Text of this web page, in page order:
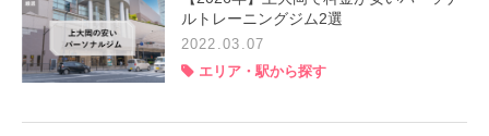
ルトレーニングジム2選
2022.03.07
エリア・駅から探す